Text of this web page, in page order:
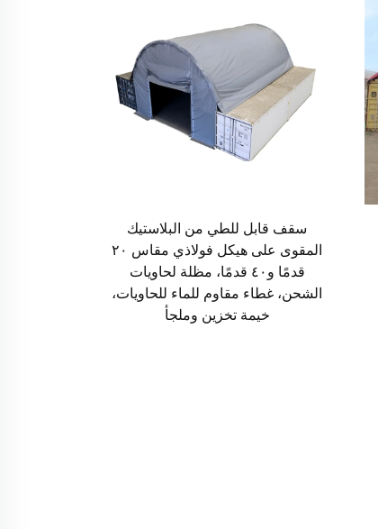
سقف قابل للطي من البلاستيك
المقوى على هيكل فولاذي مقاس ٢٠
قدمًا و٤٠ قدمًا، مظلة لحاويات
الشحن، غطاء مقاوم للماء للحاويات،
خيمة تخزين وملجأ